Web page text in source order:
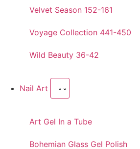
Velvet Season 152-161
Voyage Collection 441-450
Wild Beauty 36-42
Nail Art
Art Gel In a Tube
Bohemian Glass Gel Polish